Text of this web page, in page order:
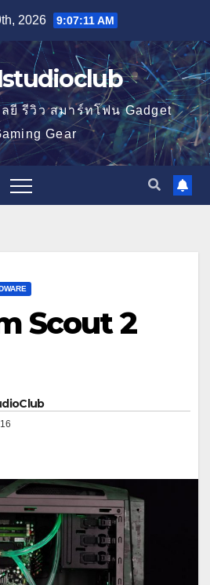
2026 9:07:12 AM
ยี รีวิว สมาร์ทโฟน Gadget
Gear
Scout 2